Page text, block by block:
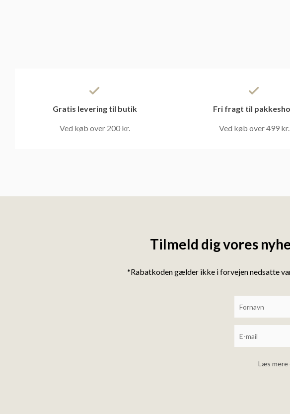
Gratis levering til butik
Ved køb over 200 kr.
Fri fragt til
Ved køb over 499 kr.
Tilmeld dig vores
*Rabatkoden gælder ikke i forvejen nedsatte
Læs mere